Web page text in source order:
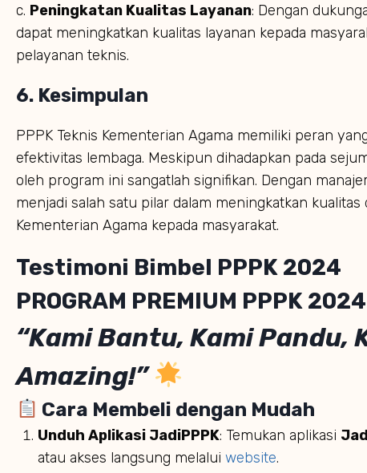
c. Peningkatan Kualitas Layanan: Dengan
dapat meningkatkan kualitas layanan kepada
pelayanan teknis.
6. Kesimpulan
PPPK Teknis Kementerian Agama memiliki peran
efektivitas lembaga. Meskipun dihadapkan pada
oleh program ini sangatlah signifikan. Dengan
menjadi salah satu pilar dalam meningkatkan
Kementerian Agama kepada masyarakat.
Testimoni Bimbel PPPK 2024
PROGRAM PREMIUM PPPK 2024
“Kami Bantu, Kami Pandu,
Amazing!”
Cara Membeli dengan Mudah
Unduh Aplikasi JadiPPPK: Temukan aplikasi
atau akses langsung melalui website.